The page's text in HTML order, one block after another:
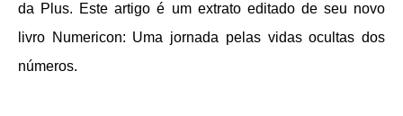
da Plus. Este artigo é um extrato editado de seu novo
livro Numericon: Uma jornada pelas vidas ocultas dos
números.